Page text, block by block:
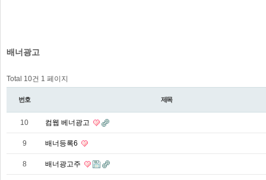
배너광고
Total 10건 1 페이지
번호 제목
10 컴웹 베너광고
9 배너등록6
8 배너광고주